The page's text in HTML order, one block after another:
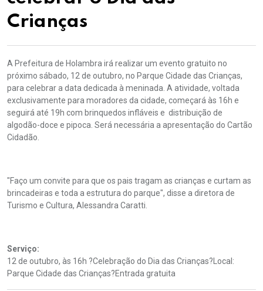
Crianças
A Prefeitura de Holambra irá realizar um evento gratuito no
próximo sábado, 12 de outubro, no Parque Cidade das Crianças,
para celebrar a data dedicada à meninada. A atividade, voltada
exclusivamente para moradores da cidade, começará às 16h e
seguirá até 19h com brinquedos infláveis e distribuição de
algodão-doce e pipoca. Será necessária a apresentação do Cartão
Cidadão.
"Faço um convite para que os pais tragam as crianças e curtam as
brincadeiras e toda a estrutura do parque", disse a diretora de
Turismo e Cultura, Alessandra Caratti.
Serviço:
12 de outubro, às 16h ?Celebração do Dia das Crianças?Local:
Parque Cidade das Crianças?Entrada gratuita